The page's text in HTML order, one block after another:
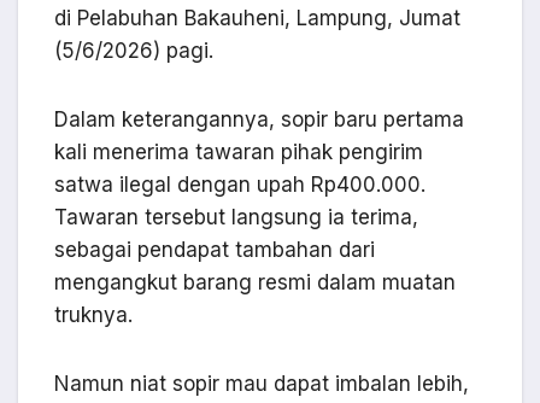
di Pelabuhan Bakauheni, Lampung, Jumat
(5/6/2026) pagi.
Dalam keterangannya, sopir baru pertama
kali menerima tawaran pihak pengirim
satwa ilegal dengan upah Rp400.000.
Tawaran tersebut langsung ia terima,
sebagai pendapat tambahan dari
mengangkut barang resmi dalam muatan
truknya.
Namun niat sopir mau dapat imbalan lebih,